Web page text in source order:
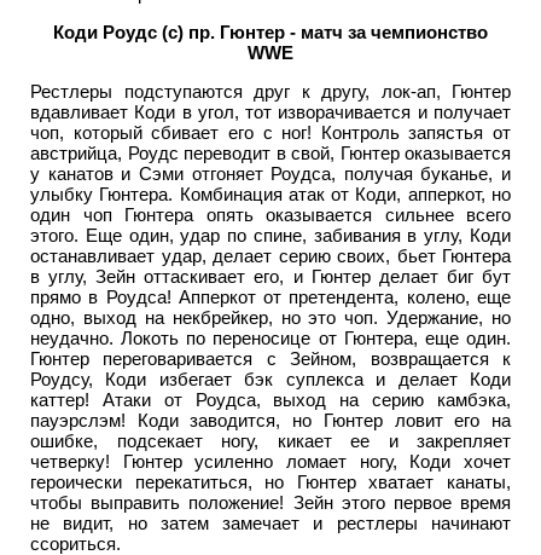
Коди Роудс (с) пр. Гюнтер - матч за чемпионство
WWE
Рестлеры подступаются друг к другу, лок-ап, Гюнтер
вдавливает Коди в угол, тот изворачивается и получает
чоп, который сбивает его с ног! Контроль запястья от
австрийца, Роудс переводит в свой, Гюнтер оказывается
у канатов и Сэми отгоняет Роудса, получая буканье, и
улыбку Гюнтера. Комбинация атак от Коди, апперкот, но
один чоп Гюнтера опять оказывается сильнее всего
этого. Еще один, удар по спине, забивания в углу, Коди
останавливает удар, делает серию своих, бьет Гюнтера
в углу, Зейн оттаскивает его, и Гюнтер делает биг бут
прямо в Роудса! Апперкот от претендента, колено, еще
одно, выход на некбрейкер, но это чоп. Удержание, но
неудачно. Локоть по переносице от Гюнтера, еще один.
Гюнтер переговаривается с Зейном, возвращается к
Роудсу, Коди избегает бэк суплекса и делает Коди
каттер! Атаки от Роудса, выход на серию камбэка,
пауэрслэм! Коди заводится, но Гюнтер ловит его на
ошибке, подсекает ногу, кикает ее и закрепляет
четверку! Гюнтер усиленно ломает ногу, Коди хочет
героически перекатиться, но Гюнтер хватает канаты,
чтобы выправить положение! Зейн этого первое время
не видит, но затем замечает и рестлеры начинают
ссориться.